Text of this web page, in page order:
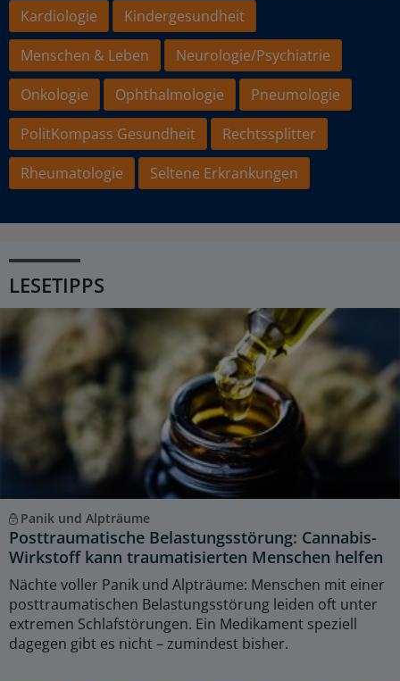
Kardiologie
Kindergesundheit
Menschen & Leben
Neurologie/Psychiatrie
Onkologie
Ophthalmologie
Pneumologie
PolitKompass Gesundheit
Rechtssplitter
Rheumatologie
Seltene Erkrankungen
LESETIPPS
Panik und Alpträume
Posttraumatische Belastungsstörung: Cannabis-
Wirkstoff kann traumatisierten Menschen helfen
Nächte voller Panik und Alpträume: Menschen mit einer
posttraumatischen Belastungsstörung leiden oft unter
extremen Schlafstörungen. Ein Medikament speziell
dagegen gibt es nicht – zumindest bisher.